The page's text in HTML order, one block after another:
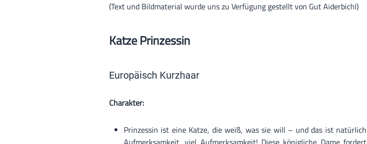
(Text und Bildmaterial wurde uns zu Verfügung gestellt von Gut Aiderbichl)
Katze Prinzessin
Europäisch Kurzhaar
Charakter:
Prinzessin ist eine Katze, die weiß, was sie will – und das ist natürlich